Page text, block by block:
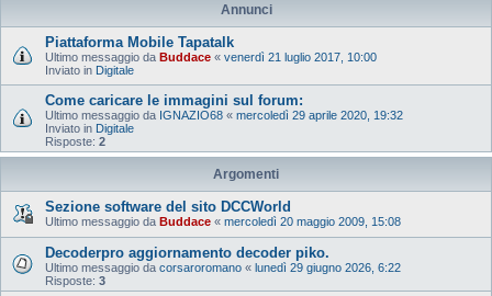
Annunci
Piattaforma Mobile Tapatalk
Ultimo messaggio da Buddace « venerdì 21 luglio 2017, 10:00
Inviato in Digitale
Come caricare le immagini sul forum:
Ultimo messaggio da IGNAZIO68 « mercoledì 29 aprile 2020, 19:32
Inviato in Digitale
Risposte: 2
Argomenti
Sezione software del sito DCCWorld
Ultimo messaggio da Buddace « mercoledì 20 maggio 2009, 15:08
Decoderpro aggiornamento decoder piko.
Ultimo messaggio da corsaroromano « lunedì 29 giugno 2026, 6:22
Risposte: 3